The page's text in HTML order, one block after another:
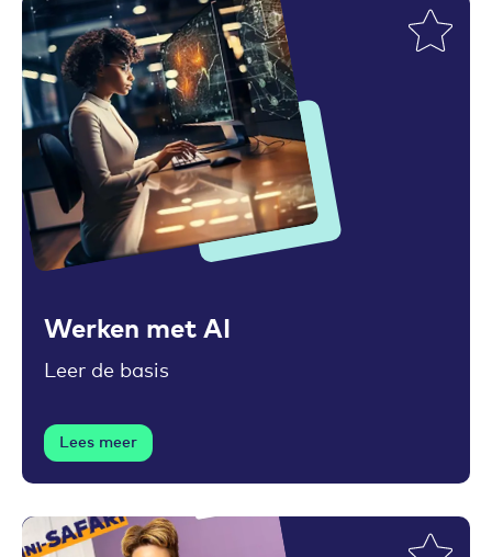
Toevoegen aan favorieten
Werken met AI
Leer de basis
Lees meer